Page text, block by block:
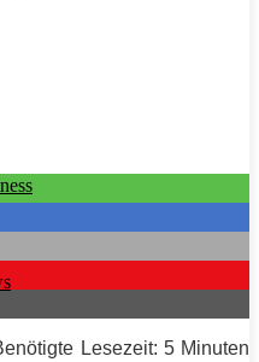
Lesezeit: 5 Minuten